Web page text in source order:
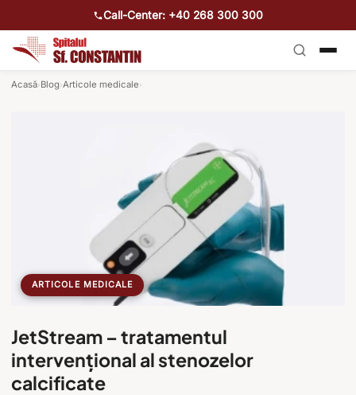
Call-Center: +40 268 300 300
Acasă›Blog›Articole medicale›
ARTICOLE MEDICALE
JetStream – tratamentul
intervențional al stenozelor
calcificate